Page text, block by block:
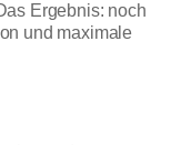
Ergebnis: noch
und maximale